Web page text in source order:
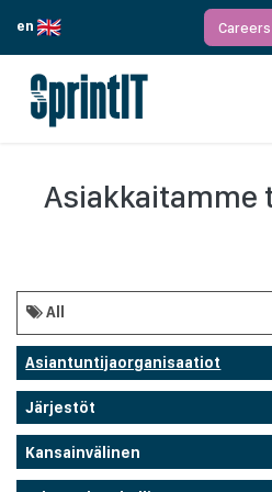
en
Asiakkaitamme
All
Asiantuntijaorganisaatiot
Järjestöt
Kansainvälinen